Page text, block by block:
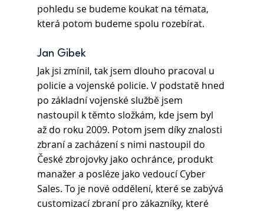
pohledu se budeme koukat na témata,
která potom budeme spolu rozebírat.
Jan Gibek
Jak jsi zmínil, tak jsem dlouho pracoval u
policie a vojenské policie. V podstatě hned
po základní vojenské službě jsem
nastoupil k těmto složkám, kde jsem byl
až do roku 2009. Potom jsem díky znalosti
zbraní a zacházení s nimi nastoupil do
České zbrojovky jako ochránce, produkt
manažer a posléze jako vedoucí Cyber
Sales. To je nové oddělení, které se zabývá
customizací zbraní pro zákazníky, které